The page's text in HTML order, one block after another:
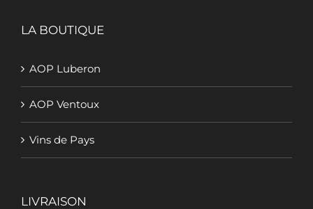
LA BOUTIQUE
AOP Luberon
AOP Ventoux
Vins de Pays
LIVRAISON